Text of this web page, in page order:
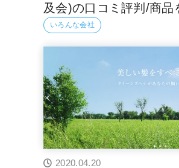
及会)の口コミ評判/商品
いろんな会社
2020.04.20